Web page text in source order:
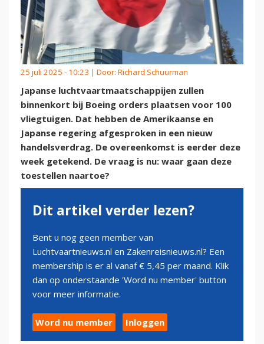
25 juli 2025 - 10:23 | Door: Richard Schuurman
Japanse luchtvaartmaatschappijen zullen
binnenkort bij Boeing orders plaatsen voor 100
vliegtuigen. Dat hebben de Amerikaanse en
Japanse regering afgesproken in een nieuw
handelsverdrag. De overeenkomst is eerder deze
week getekend. De vraag is nu: waar gaan deze
toestellen naartoe?
Dit artikel verder lezen?
Bent u nog geen member van
Luchtvaartnieuws.nl en Zakenreisnieuws.nl? Een
membership is er al vanaf € 5,45 per maand. Klik
dan op onderstaande 'Word nu member' button
voor meer informatie.
Word nu member Inloggen